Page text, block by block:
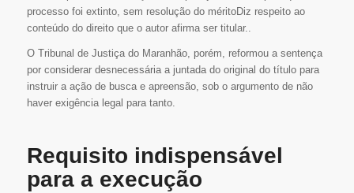
processo foi extinto, sem resolução do méritoDiz respeito ao
conteúdo do direito que o autor afirma ser titular..
O Tribunal de Justiça do Maranhão, porém, reformou a sentença
por considerar desnecessária a juntada do original do título para
instruir a ação de busca e apreensão, sob o argumento de não
haver exigência legal para tanto.
Requisito indispensável
para a execução